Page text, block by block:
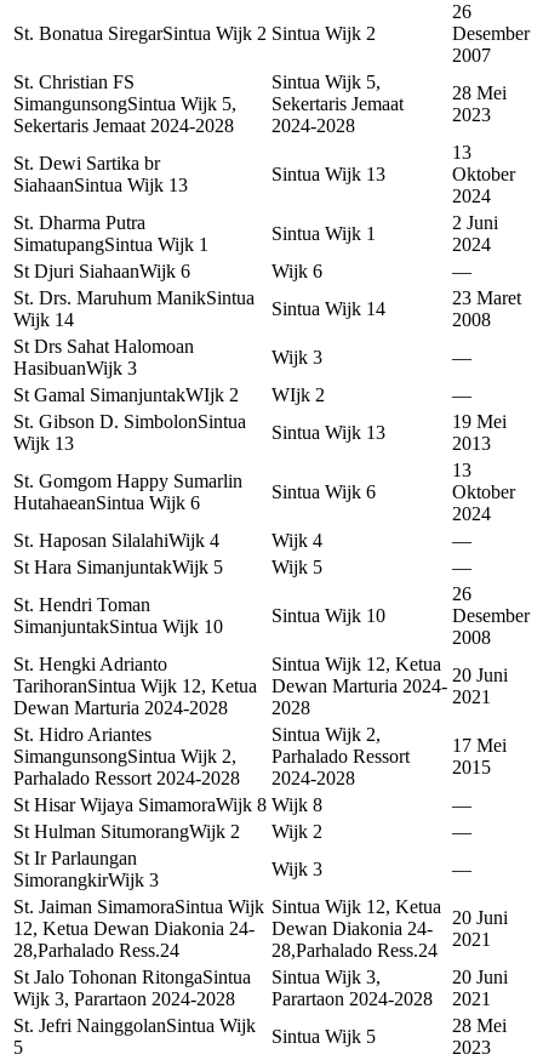
St. Bonatua SiregarSintua Wijk 2 Sintua Wijk 2
26
Desember
2007
St. Christian FS
SimangunsongSintua Wijk 5,
Sekertaris Jemaat 2024-2028
Sintua Wijk 5,
Sekertaris Jemaat
2024-2028
28 Mei
2023
St. Dewi Sartika br
SiahaanSintua Wijk 13
Sintua Wijk 13
13
Oktober
2024
St. Dharma Putra
SimatupangSintua Wijk 1
Sintua Wijk 1
2 Juni
2024
St Djuri SiahaanWijk 6 Wijk 6
—
St. Drs. Maruhum ManikSintua
Wijk 14
Sintua Wijk 14
23 Maret
2008
St Drs Sahat Halomoan
HasibuanWijk 3
Wijk 3
—
St Gamal SimanjuntakWIjk 2 WIjk 2
—
St. Gibson D. SimbolonSintua
Wijk 13
Sintua Wijk 13
19 Mei
2013
St. Gomgom Happy Sumarlin
HutahaeanSintua Wijk 6
Sintua Wijk 6
13
Oktober
2024
St. Haposan SilalahiWijk 4 Wijk 4
—
St Hara SimanjuntakWijk 5 Wijk 5
—
St. Hendri Toman
SimanjuntakSintua Wijk 10
Sintua Wijk 10
26
Desember
2008
St. Hengki Adrianto
TarihoranSintua Wijk 12, Ketua
Dewan Marturia 2024-2028
Sintua Wijk 12, Ketua
Dewan Marturia 2024-
2028
20 Juni
2021
St. Hidro Ariantes
SimangunsongSintua Wijk 2,
Parhalado Ressort 2024-2028
Sintua Wijk 2,
Parhalado Ressort
2024-2028
17 Mei
2015
St Hisar Wijaya SimamoraWijk 8 Wijk 8
—
St Hulman SitumorangWijk 2 Wijk 2
—
St Ir Parlaungan
SimorangkirWijk 3
Wijk 3
—
St. Jaiman SimamoraSintua Wijk
12, Ketua Dewan Diakonia 24-
28,Parhalado Ress.24
Sintua Wijk 12, Ketua
Dewan Diakonia 24-
28,Parhalado Ress.24
20 Juni
2021
St Jalo Tohonan RitongaSintua
Wijk 3, Parartaon 2024-2028
Sintua Wijk 3,
Parartaon 2024-2028
20 Juni
2021
St. Jefri NainggolanSintua Wijk
5
Sintua Wijk 5
28 Mei
2023